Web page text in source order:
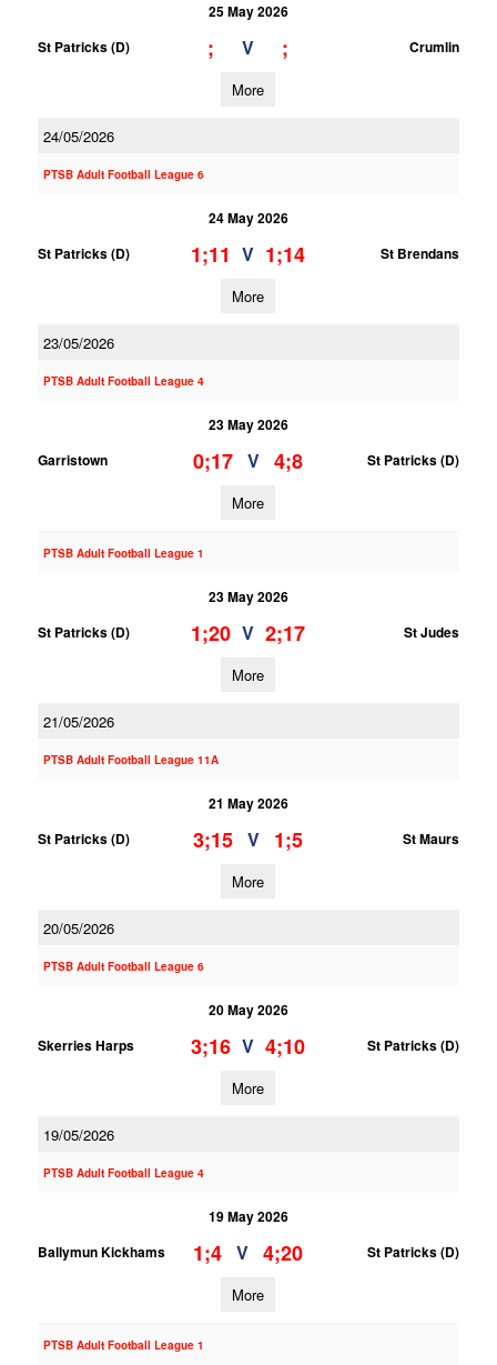
25 May 2026
St Patricks (D)
; V ; Crumlin
More
24/05/2026
PTSB Adult Football League 6
24 May 2026
St Patricks (D)
1;11 V 1;14 St Brendans
More
23/05/2026
PTSB Adult Football League 4
23 May 2026
Garristown
0;17 V 4;8 St Patricks (D)
More
PTSB Adult Football League 1
23 May 2026
St Patricks (D)
1;20 V 2;17 St Judes
More
21/05/2026
PTSB Adult Football League 11A
21 May 2026
St Patricks (D)
3;15 V 1;5 St Maurs
More
20/05/2026
PTSB Adult Football League 6
20 May 2026
Skerries Harps
3;16 V 4;10 St Patricks (D)
More
19/05/2026
PTSB Adult Football League 4
19 May 2026
Ballymun Kickhams
1;4 V 4;20 St Patricks (D)
More
PTSB Adult Football League 1